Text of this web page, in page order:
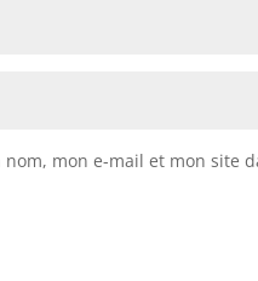
nom, mon e-mail et mon site